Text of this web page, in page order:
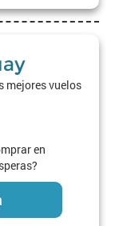
mejores vuelos
en